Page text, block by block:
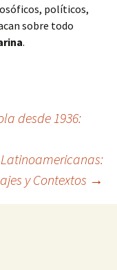
políticos,
sobre todo
.
desde 1936:
y Contextos →